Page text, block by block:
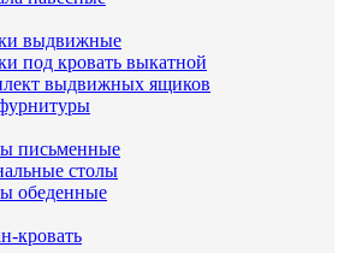
выдвижные
под кровать выкатной
выдвижных ящиков
письменные
cтолы
обеденные
кровать